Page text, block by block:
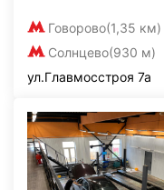
Говорово(1,35 км)
Солнцево(930 м)
ул.Главмосстроя 7а